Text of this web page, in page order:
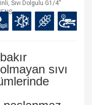
Sıvı Dolgulu G1/4''
sıvı